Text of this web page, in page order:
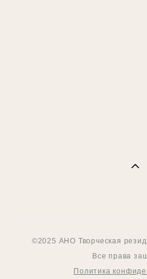
©2025 АНО Творческая
Все права
Политика